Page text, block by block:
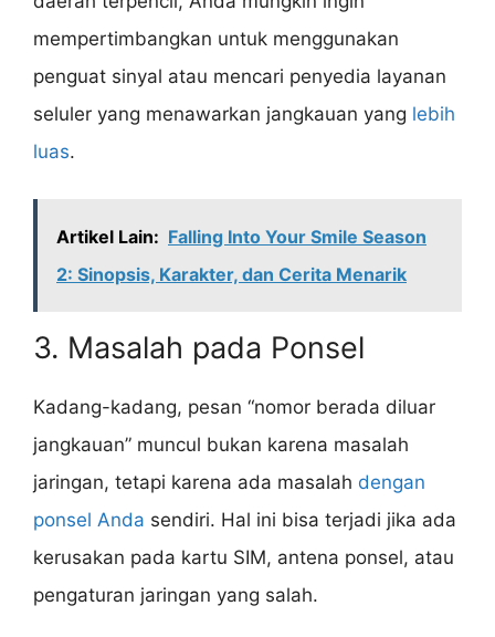
mempertimbangkan untuk menggunakan
penguat sinyal atau mencari penyedia layanan
seluler yang menawarkan jangkauan yang lebih
luas.
Artikel Lain: Falling Into Your Smile Season
2: Sinopsis, Karakter, dan Cerita Menarik
3. Masalah pada Ponsel
Kadang-kadang, pesan “nomor berada diluar
jangkauan” muncul bukan karena masalah
jaringan, tetapi karena ada masalah dengan
ponsel Anda sendiri. Hal ini bisa terjadi jika ada
kerusakan pada kartu SIM, antena ponsel, atau
pengaturan jaringan yang salah.